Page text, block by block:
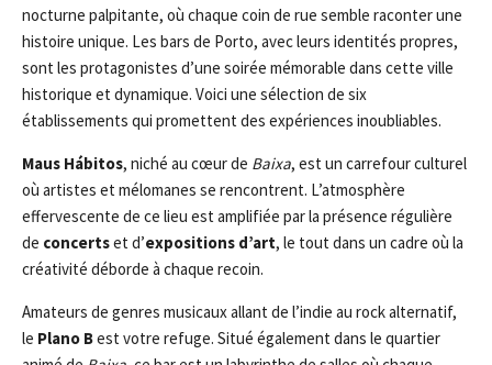
nocturne palpitante, où chaque coin de rue semble raconter une
histoire unique. Les bars de Porto, avec leurs identités propres,
sont les protagonistes d’une soirée mémorable dans cette ville
historique et dynamique. Voici une sélection de six
établissements qui promettent des expériences inoubliables.
Maus Hábitos, niché au cœur de Baixa, est un carrefour culturel
où artistes et mélomanes se rencontrent. L’atmosphère
effervescente de ce lieu est amplifiée par la présence régulière
de concertset d’expositions d’art, le tout dans un cadre où la
créativité déborde à chaque recoin.
Amateurs de genres musicaux allant de l’indie au rock alternatif,
le Plano Best votre refuge. Situé également dans le quartier